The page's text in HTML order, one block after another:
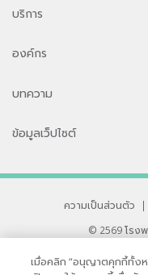
บริการ
องค์กร
บทความ
ข้อมูลเว็ปไซต์
ความเป็นส่วนตัว |
© 2569 โรง
เมื่อคลิก “อนุญาตคุกกี้ทั้ง